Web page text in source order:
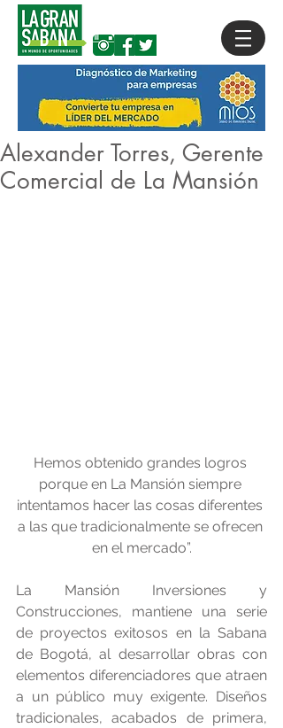
Alexander Torres, Gerente
Comercial de La Mansión
Hemos obtenido grandes logros
porque en La Mansión siempre
intentamos hacer las cosas diferentes
a las que tradicionalmente se ofrecen
en el mercado”.
La Mansión Inversiones y
Construcciones, mantiene una serie
de proyectos exitosos en la Sabana
de Bogotá, al desarrollar obras con
elementos diferenciadores que atraen
a un público muy exigente. Diseños
tradicionales, acabados de primera,